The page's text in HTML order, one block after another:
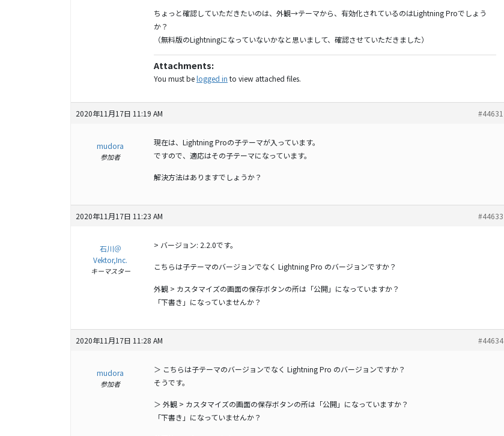
ちょっと確認していただきたいのは、外観→テーマから、有効化されているのはLightning Proでしょう
か？
（無料版のLightningになっていないかなと思いまして、確認させていただきました）
Attachments:
You must belogged in to view attached files.
2020年11月17日 11:19 AM #44631
mudora
参加者
現在は、Lightning Proの子テーマが入っています。
ですので、適応はその子テーマになっています。
解決方法はありますでしょうか？
2020年11月17日 11:23 AM #44633
石川＠
Vektor,Inc.
キーマスター
> バージョン: 2.2.0です。
こちらは子テーマのバージョンでなく Lightning Pro のバージョンですか？
外観 > カスタマイズの画面の保存ボタンの所は「公開」になっていますか？
「下書き」になっていませんか？
2020年11月17日 11:28 AM #44634
mudora
参加者
＞ こちらは子テーマのバージョンでなく Lightning Pro のバージョンですか？
そうです。
＞ 外観 > カスタマイズの画面の保存ボタンの所は「公開」になっていますか？
「下書き」になっていませんか？